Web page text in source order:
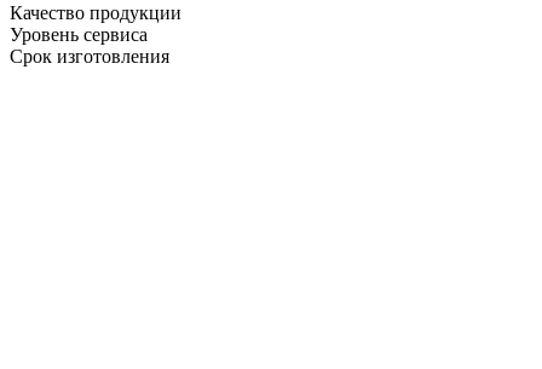
Качество продукции
Уровень сервиса
Срок изготовления